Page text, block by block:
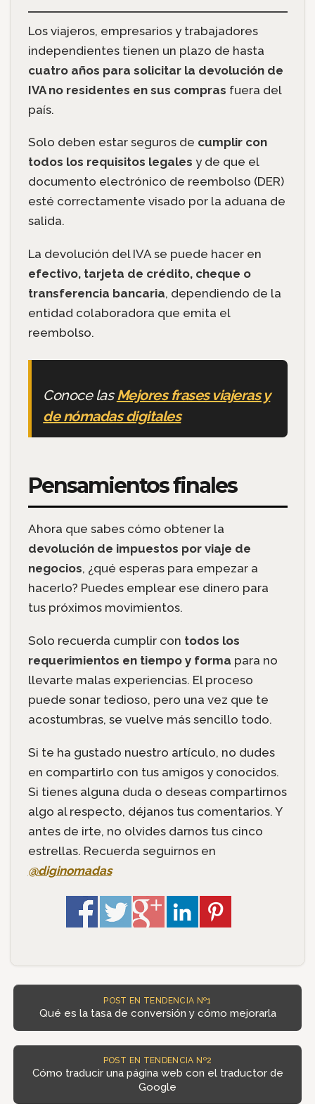
Los viajeros, empresarios y trabajadores
independientes tienen un plazo de hasta
cuatro años para solicitar la devolución de
IVA no residentes en sus compras fuera del
país.
Solo deben estar seguros de cumplir con
todos los requisitos legales y de que el
documento electrónico de reembolso (DER)
esté correctamente visado por la aduana de
salida.
La devolución del IVA se puede hacer en
efectivo, tarjeta de crédito, cheque o
transferencia bancaria, dependiendo de la
entidad colaboradora que emita el
reembolso.
Conoce lasMejores frases viajeras y
de nómadas digitales
Pensamientos finales
Ahora que sabes cómo obtener la
devolución de impuestos por viaje de
negocios, ¿qué esperas para empezar a
hacerlo? Puedes emplear ese dinero para
tus próximos movimientos.
Solo recuerda cumplir con todos los
requerimientos en tiempo y forma para no
llevarte malas experiencias. El proceso
puede sonar tedioso, pero una vez que te
acostumbras, se vuelve más sencillo todo.
Si te ha gustado nuestro artículo, no dudes
en compartirlo con tus amigos y conocidos.
Si tienes alguna duda o deseas compartirnos
algo al respecto, déjanos tus comentarios. Y
antes de irte, no olvides darnos tus cinco
estrellas. Recuerda seguirnos en
@diginomadas
POST EN TENDENCIA Nº1
Qué es la tasa de conversión y cómo mejorarla
POST EN TENDENCIA Nº2
Cómo traducir una página web con el traductor de
Google